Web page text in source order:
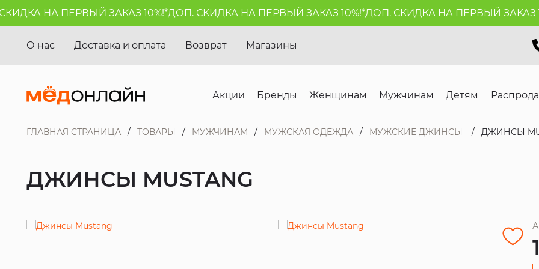
НА ПЕРВЫЙ ЗАКАЗ 10%!*ДОП. СКИДКА НА ПЕРВЫЙ ЗАКАЗ 10%!*ДОП. СКИДКА НА ПЕРВЫЙ ЗАКАЗ
О нас Доставка и оплата Возврат Магазины
Акции Бренды Женщинам Мужчинам Детям
ГЛАВНАЯ СТРАНИЦА ТОВАРЫ МУЖЧИНАМ МУЖСКАЯ ОДЕЖДА МУЖСКИЕ ДЖИНСЫ ДЖИНСЫ
ДЖИНСЫ MUSTANG